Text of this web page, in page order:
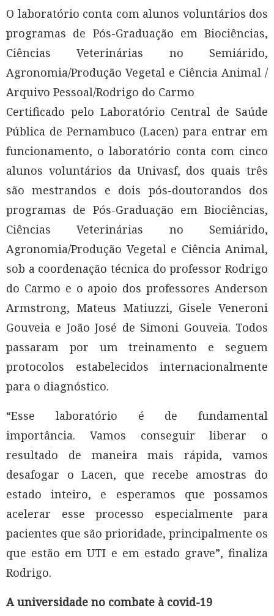
O laboratório conta com alunos voluntários dos
programas de Pós-Graduação em Biociências,
Ciências Veterinárias no Semiárido,
Agronomia/Produção Vegetal e Ciência Animal /
Arquivo Pessoal/Rodrigo do Carmo
Certificado pelo Laboratório Central de Saúde
Pública de Pernambuco (Lacen) para entrar em
funcionamento, o laboratório conta com cinco
alunos voluntários da Univasf, dos quais três
são mestrandos e dois pós-doutorandos dos
programas de Pós-Graduação em Biociências,
Ciências Veterinárias no Semiárido,
Agronomia/Produção Vegetal e Ciência Animal,
sob a coordenação técnica do professor Rodrigo
do Carmo e o apoio dos professores Anderson
Armstrong, Mateus Matiuzzi, Gisele Veneroni
Gouveia e João José de Simoni Gouveia. Todos
passaram por um treinamento e seguem
protocolos estabelecidos internacionalmente
para o diagnóstico.
“Esse laboratório é de fundamental
importância. Vamos conseguir liberar o
resultado de maneira mais rápida, vamos
desafogar o Lacen, que recebe amostras do
estado inteiro, e esperamos que possamos
acelerar esse processo especialmente para
pacientes que são prioridade, principalmente os
que estão em UTI e em estado grave”, finaliza
Rodrigo.
A universidade no combate à covid-19